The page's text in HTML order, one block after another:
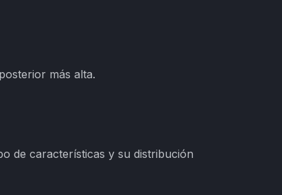
más alta.
de características y su distribución